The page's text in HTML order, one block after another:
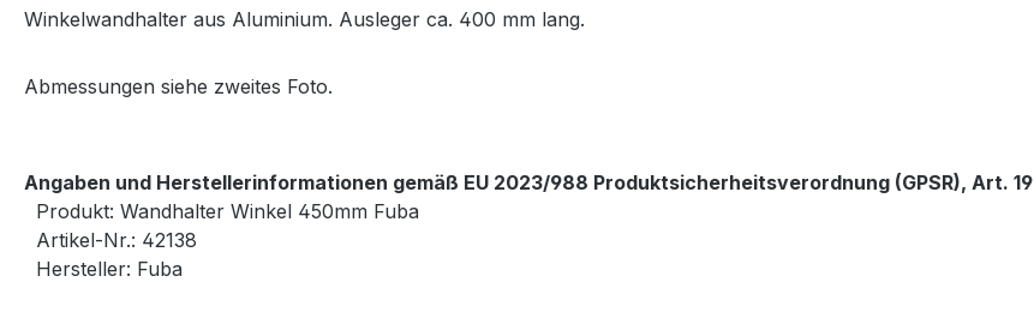
Winkelwandhalter aus Aluminium. Ausleger ca. 400 mm lang.
Abmessungen siehe zweites Foto.
Angaben und Herstellerinformationen gemäß EU 2023/988 Produktsicherheitsverordnung (GPSR), Art. 19
Produkt: Wandhalter Winkel 450mm Fuba
Artikel-Nr.: 42138
Hersteller: Fuba